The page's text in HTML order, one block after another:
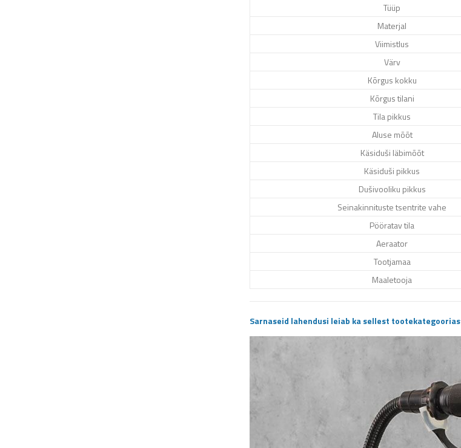
Tüüp
Materjal
Viimistlus
Värv
Kõrgus kokku
Kõrgus tilani
Tila pikkus
Aluse mõõt
Käsiduši läbimõõt
Käsiduši pikkus
Dušivooliku pikkus
Seinakinnituste tsentrite vahe
Pööratav tila
Aeraator
Tootjamaa
Maaletooja
Sarnaseid lahendusi leiab ka sellest